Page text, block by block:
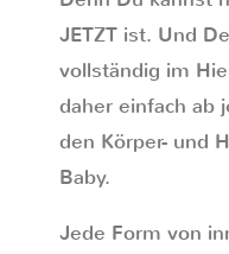
JETZT ist. Und
vollständig im
daher einfach ab
den Körper- und
Baby.
Jede Form von